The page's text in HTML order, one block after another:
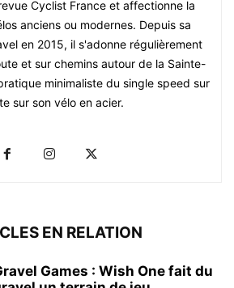
Cyclist France et affectionne la
anciens ou modernes. Depuis sa
en 2015, il s'adonne régulièrement
et sur chemins autour de la Sainte-
minimaliste du single speed sur
sur son vélo en acier.
EN RELATION
Games : Wish One fait du